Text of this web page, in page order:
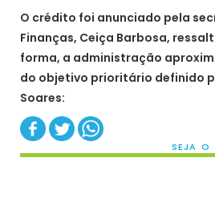
O crédito foi anunciado pela
Finanças, Ceiça Barbosa,
forma, a administração
do objetivo prioritário definido
Soares:
SEJA O